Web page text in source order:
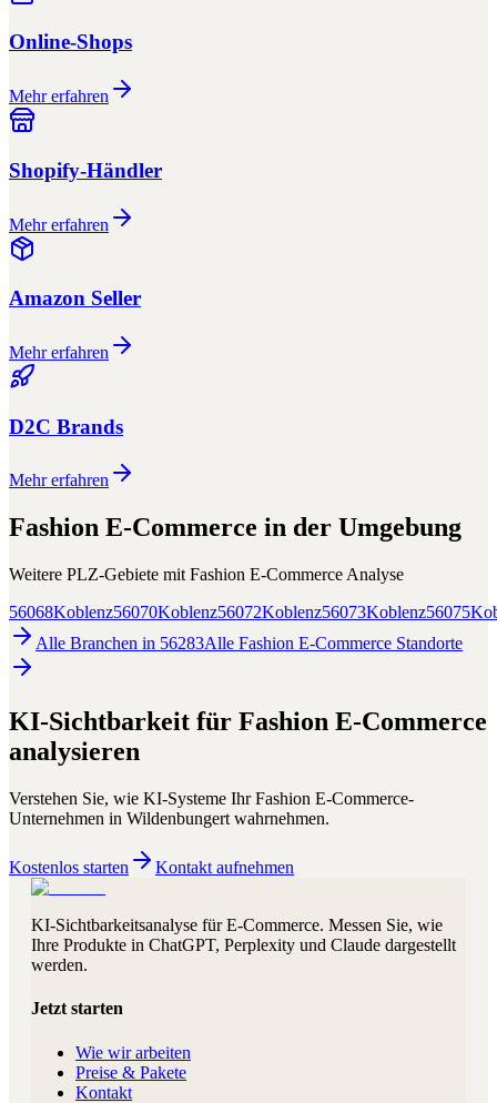
Online-Shops
Mehr erfahren
Shopify-Händler
Mehr erfahren
Amazon Seller
Mehr erfahren
D2C Brands
Mehr erfahren
Fashion E-Commerce in der Umgebung
Weitere PLZ-Gebiete mit Fashion E-Commerce Analyse
56068Koblenz56070Koblenz56072Koblenz56073Koblenz56075
Alle Branchen in 56283Alle Fashion E-Commerce Standorte
KI-Sichtbarkeit für Fashion E-Commerce
analysieren
Verstehen Sie, wie KI-Systeme IhrFashion E-Commerce-
Unternehmen in Wildenbungert wahrnehmen.
Kostenlos starten Kontakt aufnehmen
KI-Sichtbarkeitsanalyse für E-Commerce. Messen Sie, wie
Ihre Produkte in ChatGPT, Perplexity und Claude dargestellt
werden.
Jetzt starten
Wie wir arbeiten
Preise & Pakete
Kontakt